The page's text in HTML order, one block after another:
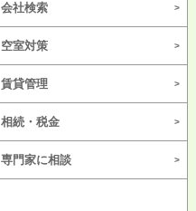
会社検索
空室対策
賃貸管理
相続・税金
専門家に相談